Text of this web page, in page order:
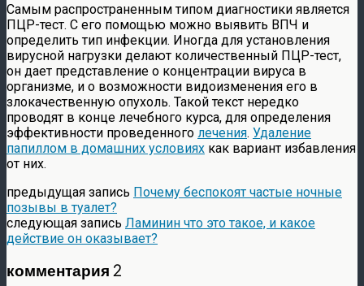
Самым распространенным типом диагностики является
ПЦР-тест. С его помощью можно выявить ВПЧ и
определить тип инфекции. Иногда для установления
вирусной нагрузки делают количественный ПЦР-тест,
он дает представление о концентрации вируса в
организме, и о возможности видоизменения его в
злокачественную опухоль. Такой текст нередко
проводят в конце лечебного курса, для определения
эффективности проведенного лечения. Удаление
папиллом в домашних условиях как вариант избавления
от них.
предыдущая запись Почему беспокоят частые ночные
позывы в туалет?
следующая запись Ламинин что это такое, и какое
действие он оказывает?
комментария 2